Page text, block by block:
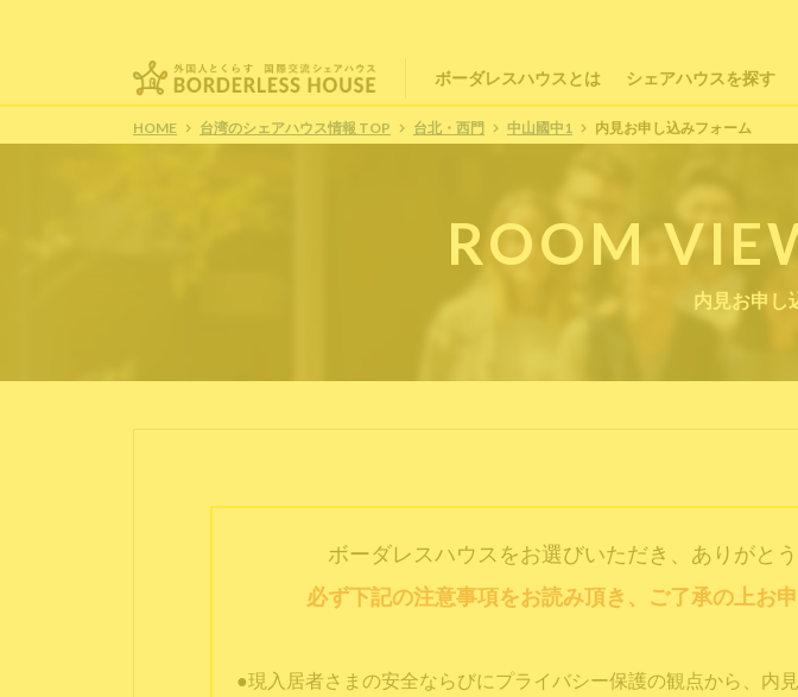
ボーダレスハウスとは シェアハウスを探す
HOME 台湾のシェアハウス情報 TOP 台北・西門 中山國中1 内見お申し込みフォーム
ROOM
内見お申し
ボーダレスハウスをお選びいただき、ありがとう
必ず下記の注意事項をお読み頂き、ご了承の上お申
●現入居者さまの安全ならびにプライバシー保護の観点から、内